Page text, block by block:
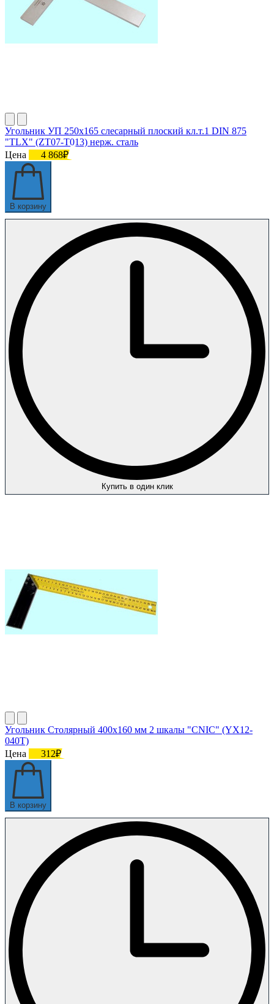
Угольник УП 250х165 слесарный плоский кл.т.1 DIN 875
"TLX" (ZT07-T013) нерж. сталь
Цена
4 868₽
В корзину
Купить в один клик
Угольник Столярный 400х160 мм 2 шкалы "CNIC" (YX12-
040T)
Цена
312₽
В корзину